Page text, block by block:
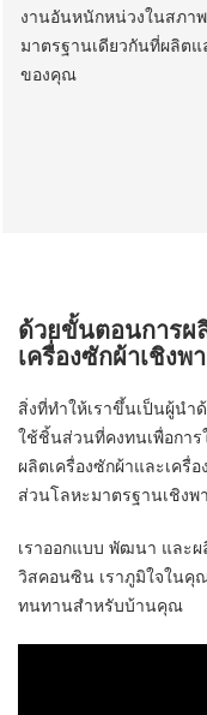
งานอันหนักหน่วงในสภา
มาตรฐานเดียวกันที่ผลิต
ของคุณ
ด้วยขั้นตอนการผ
เครื่องซักผ้าเชิง
สิ่งที่ทำให้เราขึ้นเป็นผู้นำ
ใช้ชิ้นส่วนที่คงทนเพื่อกา
ผลิตเครื่องซักผ้าและเครื่
ส่วนโลหะมาตรฐานเชิง
เราออกแบบ พัฒนา และ
วิสคอนซิน เราภูมิใจใน
ทนทานสำหรับบ้านคุณ